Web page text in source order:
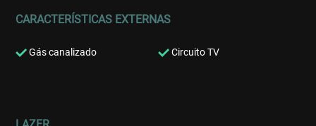
CARACTERÍSTICAS EXTERNAS
Gás canalizado Circuito TV